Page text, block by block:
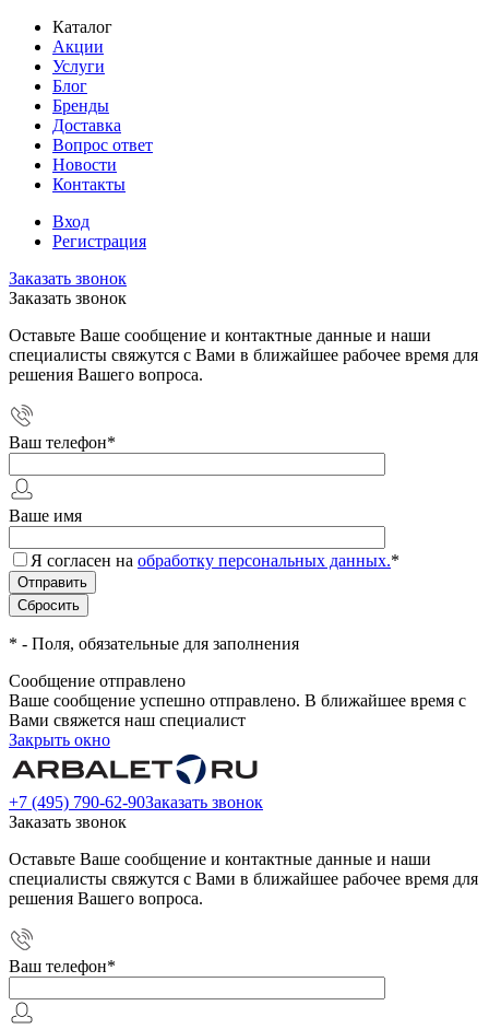
Каталог
Акции
Услуги
Блог
Бренды
Доставка
Вопрос ответ
Новости
Контакты
Вход
Регистрация
Заказать звонок
Заказать звонок
Оставьте Ваше сообщение и контактные данные и наши
специалисты свяжутся с Вами в ближайшее рабочее время для
решения Вашего вопроса.
Ваш телефон*
Ваше имя
Я согласен на обработку персональных данных.*
* - Поля, обязательные для заполнения
Сообщение отправлено
Ваше сообщение успешно отправлено. В ближайшее время с
Вами свяжется наш специалист
Закрыть окно
+7 (495) 790-62-90Заказать звонок
Заказать звонок
Оставьте Ваше сообщение и контактные данные и наши
специалисты свяжутся с Вами в ближайшее рабочее время для
решения Вашего вопроса.
Ваш телефон*